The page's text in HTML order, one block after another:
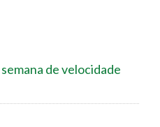
de velocidade